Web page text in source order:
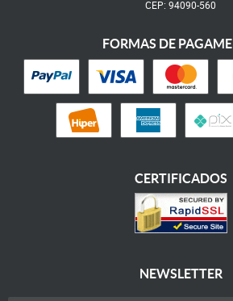
CEP: 94090-560
FORMAS DE
CERTIFICADOS
NEWSLETTER